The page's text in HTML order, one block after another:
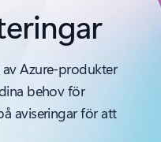
av Azure-produkter
behov för
aviseringar för att